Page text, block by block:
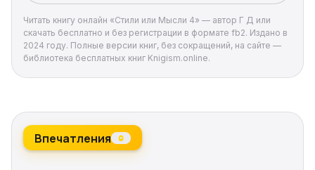
Читать книгу онлайн «Стили или Мысли 4» — автор Г Д или
скачать бесплатно и без регистрации в формате fb2. Издано в
2024 году. Полные версии книг, без сокращений, на сайте —
библиотека бесплатных книг Knigism.online.
Впечатления 0